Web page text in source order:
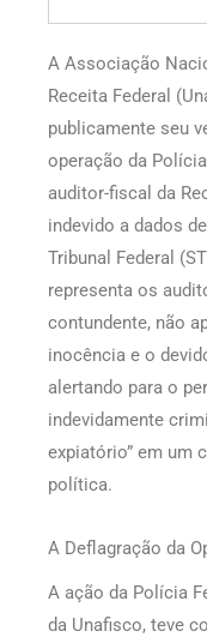
A Associação
Receita Federal
publicamente seu
operação da
auditor-fiscal da
indevido a dados
Tribunal Federal
representa os
contundente, não
inocência e o
alertando para o
indevidamente
expiatório” em um
política.
A Deflagração da
A ação da Polícia
da Unafisco, teve